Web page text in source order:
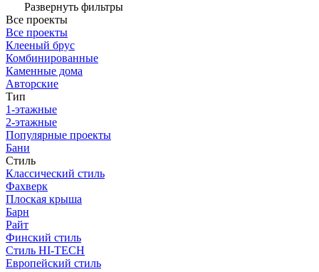
Развернуть фильтры
Все проекты
Все проекты
Клееный брус
Комбинированные
Каменные дома
Авторские
Тип
1-этажные
2-этажные
Популярные проекты
Бани
Стиль
Классический стиль
Фахверк
Плоская крыша
Барн
Райт
Финский стиль
Стиль HI-TECH
Европейский стиль